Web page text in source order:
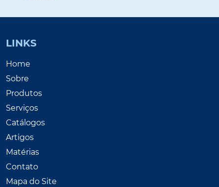
LINKS
Home
Sobre
Produtos
Serviços
Catálogos
Artigos
Matérias
Contato
Mapa do Site